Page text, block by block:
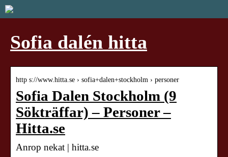
Sofia dalén hitta
http s://www.hitta.se › sofia+dalen+stockholm › personer
Sofia Dalen Stockholm (9
Sökträffar) – Personer –
Hitta.se
Anrop nekat | hitta.se